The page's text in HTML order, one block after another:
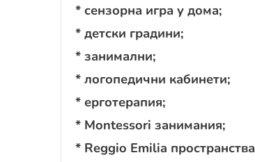
* сензорна игра у дома;
* детски градини;
* занимални;
* логопедични кабинети;
* ерготерапия;
* Montessori занимания;
* Reggio Emilia пространства